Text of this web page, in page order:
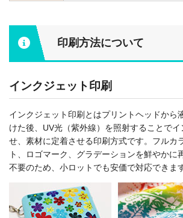
印刷方法について
インクジェット印刷
インクジェット印刷とはプリントヘッドから
けた後、UV光（紫外線）を照射することでイ
せ、素材に定着させる印刷方式です。フルカ
ト、ロゴマーク、グラデーションを鮮やかに
不要のため、小ロットでも安価で対応できます